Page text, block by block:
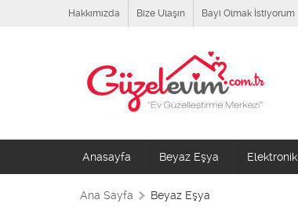
Hakkımızda Bize Ulaşın Bayi Olmak İstiyorum
Anasayfa Beyaz Eşya Elektronik
Ana Sayfa Beyaz Eşya